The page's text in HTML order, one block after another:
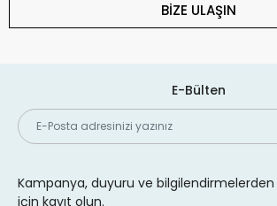
BİZE ULAŞIN
E-Bülten
Kampanya, duyuru ve
için kayıt olun.